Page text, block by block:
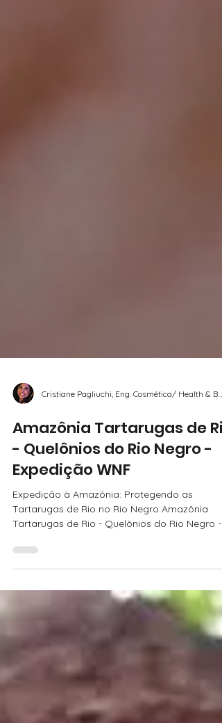
Cristiane Pagliuchi, Eng. Cosmética/ Health & Beauty 💚🌿
Amazônia Tartarugas de Rio
- Quelônios do Rio Negro -
Expedição WNF
Expedição à Amazônia: Protegendo as
Tartarugas de Rio - Quelônios do Rio Negro -
Expedição WNFDurante nossa expedição à
participar de um projeto incrível de soltura de
quelônios, desenvolvido há mais de dois anos
na região do Rio Negro. O projeto, conhecido
como “Quelônios do Rio Negro”, é realizado